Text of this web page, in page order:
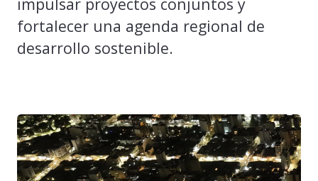
fortalecer una agenda regional de
desarrollo sostenible.